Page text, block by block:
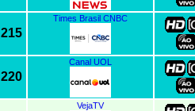
215
Times Brasil CNBC
220
Canal UOL
VejaTV